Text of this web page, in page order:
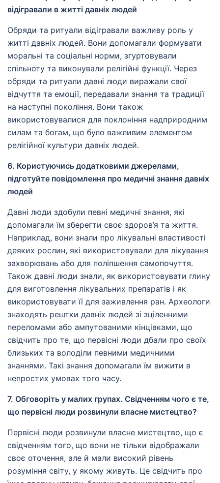
відігравали в житті давніх людей
Обряди та ритуали відігравали важливу роль у
житті давніх людей. Вони допомагали формувати
моральні та соціальні норми, згуртовували
спільноту та виконували релігійні функції. Через
обряди та ритуали давні люди виражали свої
відчуття та емоції, передавали знання та традиції
на наступні покоління. Вони також
використовувалися для поклоніння надприродним
силам та богам, що було важливим елементом
релігійної культури давніх людей.
6. Користуючись додатковими джерелами,
підготуйте повідомлення про медичні знання давніх
людей
Давні люди здобули певні медичні знання, які
допомагали їм зберегти своє здоров’я та життя.
Наприклад, вони знали про лікувальні властивості
деяких рослин, які використовували для лікування
захворювань або для поліпшення самопочуття.
Також давні люди знали, як використовувати глину
для виготовлення лікувальних препаратів і як
використовувати її для заживлення ран. Археологи
знаходять рештки давніх людей зі зціленними
переломами або ампутованими кінцівками, що
свідчить про те, що первісні люди дбали про своїх
близьких та володіли певними медичними
знаннями. Такі знання допомагали їм вижити в
непростих умовах того часу.
7. Обговоріть у малих групах. Свідченням чого є те,
що первісні люди розвинули власне мистецтво?
Первісні люди розвинули власне мистецтво, що є
свідченням того, що вони не тільки відображали
своє оточення, але й мали високий рівень
розуміння світу, у якому живуть. Це свідчить про